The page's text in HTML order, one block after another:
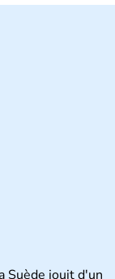
Suède jouit d'un